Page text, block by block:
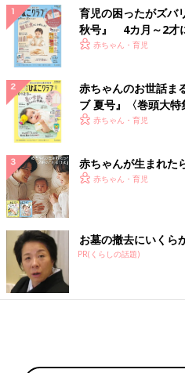
出典：Instagramアカウント「rui.ema」
rui.emaさんは白いタペストリー
バースデーの写真を撮影。グレー
いてかわいいですね。こちらのド
得だったそうです。
家にあるものを活用して
育児の困ったがズバ
秋号』 4カ月～2才
いっぱい！
赤ちゃん・育児
赤ちゃんのお世話ま
ブ 夏号』〈巻頭大
く！ おっぱい・ミル
赤ちゃん・育児
赤ちゃんが生まれた
赤ちゃん・育児
お墓の撤去にいくら
PR(くらしの話題)